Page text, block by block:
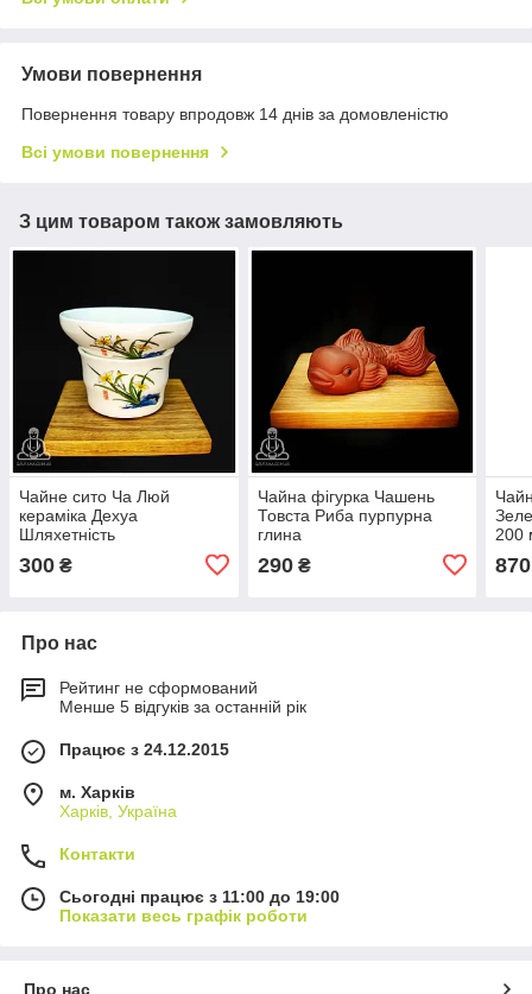
Умови повернення
Повернення товару впродовж 14 днів за домовленістю
Всі умови повернення
З цим товаром також замовляють
Чайне сито Ча Люй
кераміка Дехуа
Шляхетність
300 ₴
Чайна фігурка Чашень
Товста Риба пурпурна
глина
290₴
200
870
Про нас
Рейтинг не сформований
Менше 5 відгуків за останній рік
Працює з 24.12.2015
м. Харків
Харків, Україна
Контакти
Сьогодні працює з 11:00 до 19:00
Показати весь графік роботи
Про нас